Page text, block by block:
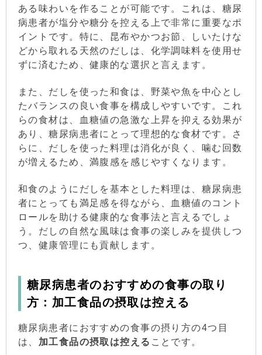
ある味わいを作ることが可能です。これは、糖尿
病患者が塩分や糖分を控える上で非常に重要なポ
イントです。特に、昆布やかつお節、しいたけな
どから取れる天然のだしは、化学調味料を使用せ
ずに済むため、健康的な選択と言えます。
また、だしを使った和食は、野菜や魚を中心とし
たバランスの良い食事を構成しやすいです。これ
らの食材は、血糖値の急激な上昇を抑える効果が
あり、糖尿病患者にとって理想的な食材です。さ
らに、だしを使った料理は消化が良く、噛む回数
が増えるため、満腹感を感じやすくなります。
和食のようにだしを基本とした料理は、糖尿病患
者にとっても満足感を得ながら、血糖値のコント
ロールを助ける健康的な食事法と言えるでしょ
う。だしの自然な風味は食事の楽しみを提供しつ
つ、健康管理にも貢献します。
糖尿病患者のおすすめの食事の取り
方：加工食品の摂取は控える
糖尿病患者におすすめの食事の摂り方の4つ目
は、 加工食品の摂取は控える ことです。